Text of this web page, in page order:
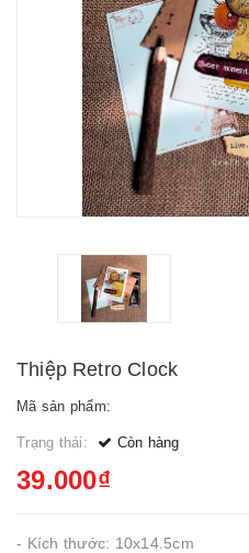
Thiệp Retro Clock
Mã sản phẩm:
Trạng thái: Còn hàng
39.000₫
- Kích thước: 10x14.5cm